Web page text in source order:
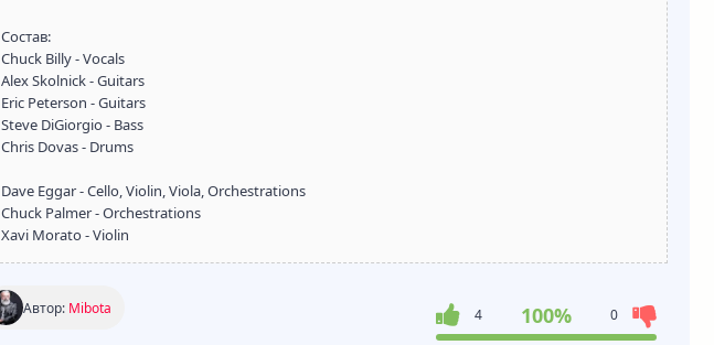
Состав:
Chuck Billy - Vocals
Alex Skolnick - Guitars
Eric Peterson - Guitars
Steve DiGiorgio - Bass
Chris Dovas - Drums
Dave Eggar - Cello, Violin, Viola, Orchestrations
Chuck Palmer - Orchestrations
Xavi Morato - Violin
Автор: Mibota 4 100% 0